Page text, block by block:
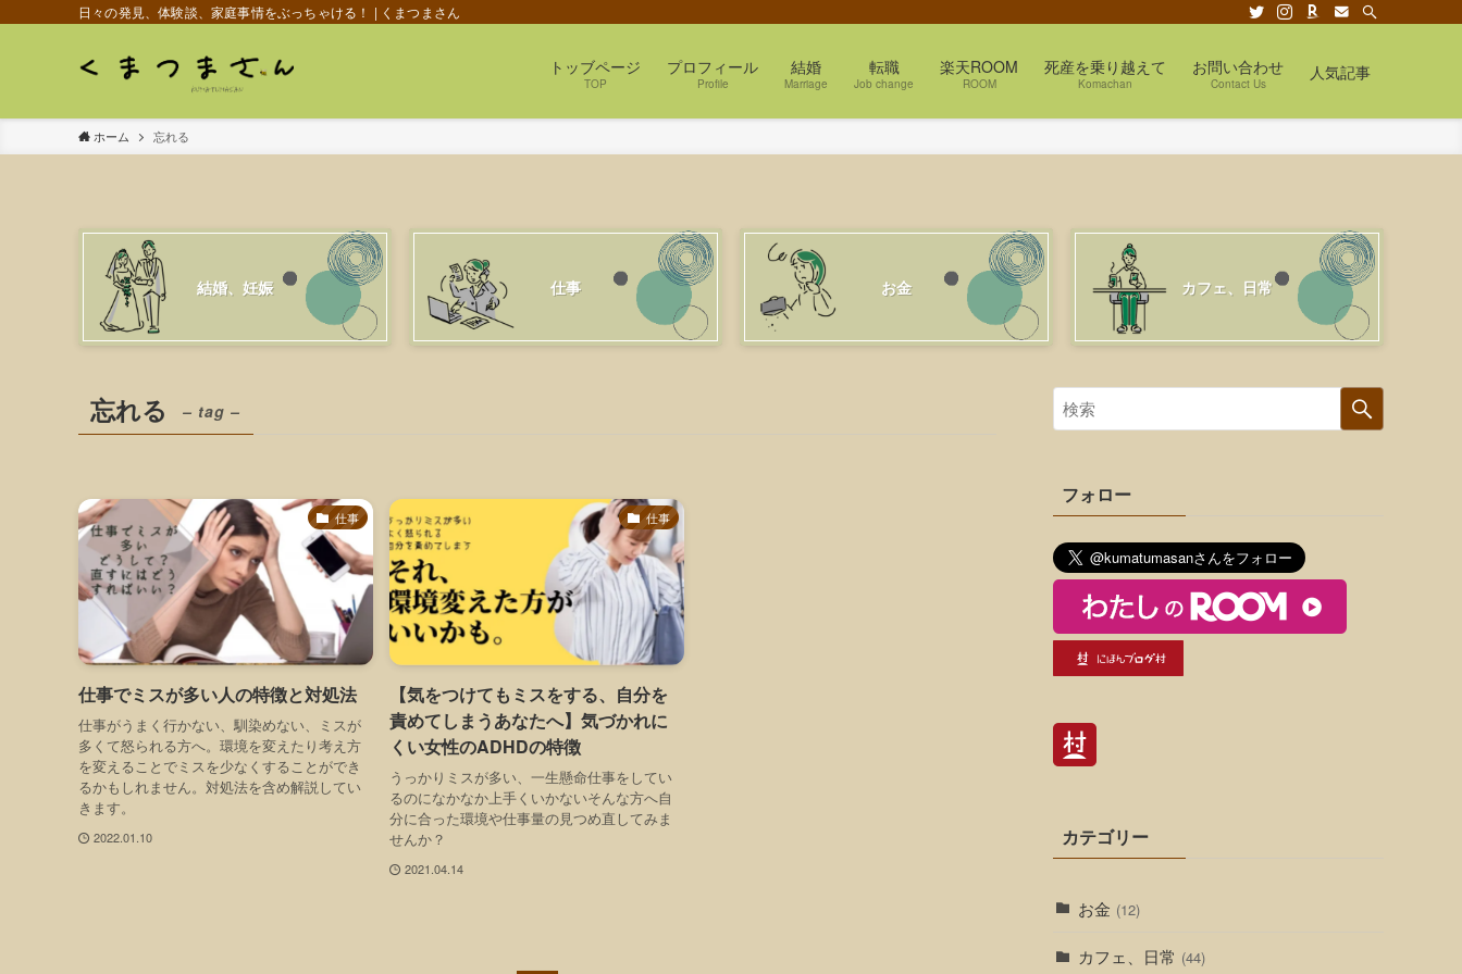
日々の発見、体験談、家庭事情をぶっちゃける！ | くまつまさん
トッブページ
TOP
プロフィール
Profile
結婚
Marriage
転職
Job change
楽天ROOM
ROOM
死産を乗り越えて
Komachan
お問い合わせ
Contact Us
人気記事
ホーム 忘れる
結婚、妊娠 仕事 お金 カフェ、日常
忘れる – tag –
仕事
仕事でミスが多い人の特徴と対処法
仕事がうまく行かない、馴染めない、ミスが
多くて怒られる方へ。環境を変えたり考え方
を変えることでミスを少なくすることができ
るかもしれません。対処法を含め解説してい
きます。
2022.01.10
仕事
【気をつけてもミスをする、自分を
責めてしまうあなたへ】気づかれに
くい女性のADHDの特徴
うっかりミスが多い、一生懸命仕事をしてい
るのになかなか上手くいかないそんな方へ自
分に合った環境や仕事量の見つめ直してみま
せんか？
2021.04.14
フォロー
カテゴリー
お金 (12)
カフェ、日常 (44)